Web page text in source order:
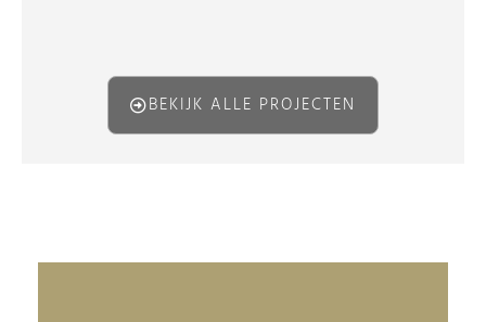
BEKIJK ALLE PROJECTEN